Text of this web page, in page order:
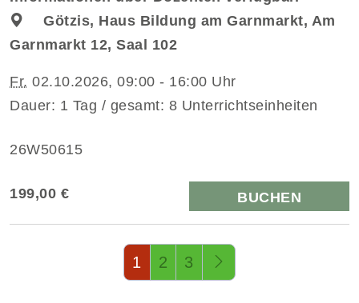
Götzis, Haus Bildung am Garnmarkt, Am
Garnmarkt 12, Saal 102
Fr. 02.10.2026, 09:00 - 16:00 Uhr
Dauer: 1 Tag / gesamt: 8 Unterrichtseinheiten
26W50615
199,00 € BUCHEN
1 2 3